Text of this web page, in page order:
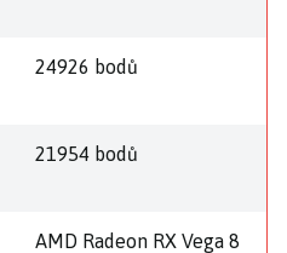
24926 bodů
21954 bodů
AMD Radeon RX Vega 8